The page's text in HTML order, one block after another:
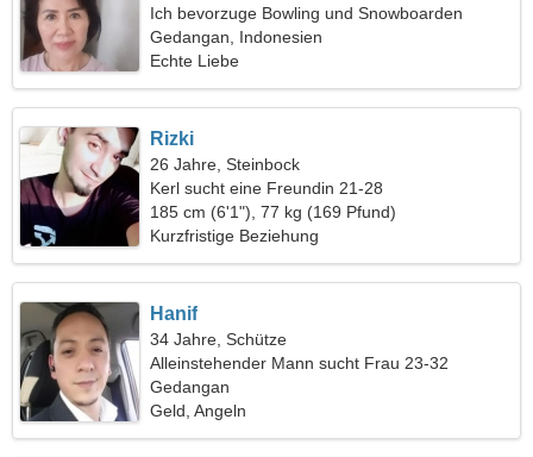
Ich bevorzuge Bowling und Snowboarden
Gedangan, Indonesien
Echte Liebe
Rizki
26 Jahre, Steinbock
Kerl sucht eine Freundin 21-28
185 cm (6'1"), 77 kg (169 Pfund)
Kurzfristige Beziehung
Hanif
34 Jahre, Schütze
Alleinstehender Mann sucht Frau 23-32
Gedangan
Geld, Angeln